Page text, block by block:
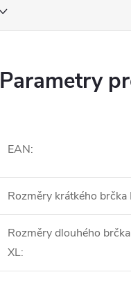
Parametry
EAN:
Rozměry krátkého brčka
Rozměry dlouhého brčka
XL: